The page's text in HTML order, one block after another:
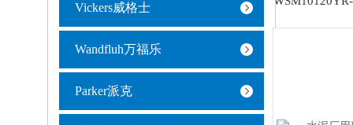
Vickers威格士
Wandfluh万福乐
Parker派克